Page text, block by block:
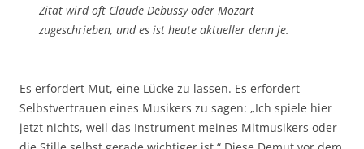
Zitat wird oft Claude Debussy oder Mozart
zugeschrieben, und es ist heute aktueller denn je.
Es erfordert Mut, eine Lücke zu lassen. Es erfordert
Selbstvertrauen eines Musikers zu sagen: „Ich spiele hier
jetzt nichts, weil das Instrument meines Mitmusikers oder